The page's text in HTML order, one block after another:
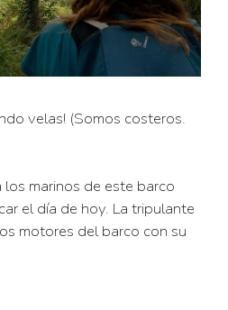
velas! (Somos costeros.
marinos de este barco
el día de hoy. La tripulante
motores del barco con su